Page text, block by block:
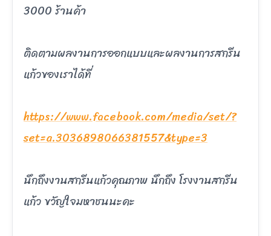
3000 ร้านค้า
ติดตามผลงานการออกแบบและผลงานการสกรีน
แก้วของเราได้ที่
https://www.facebook.com/media/set/?
set=a.3036898066381557&type=3
นึกถึงงานสกรีนแก้วคุณภาพ นึกถึง โรงงานสกรีน
แก้ว ขวัญใจมหาชนนะคะ